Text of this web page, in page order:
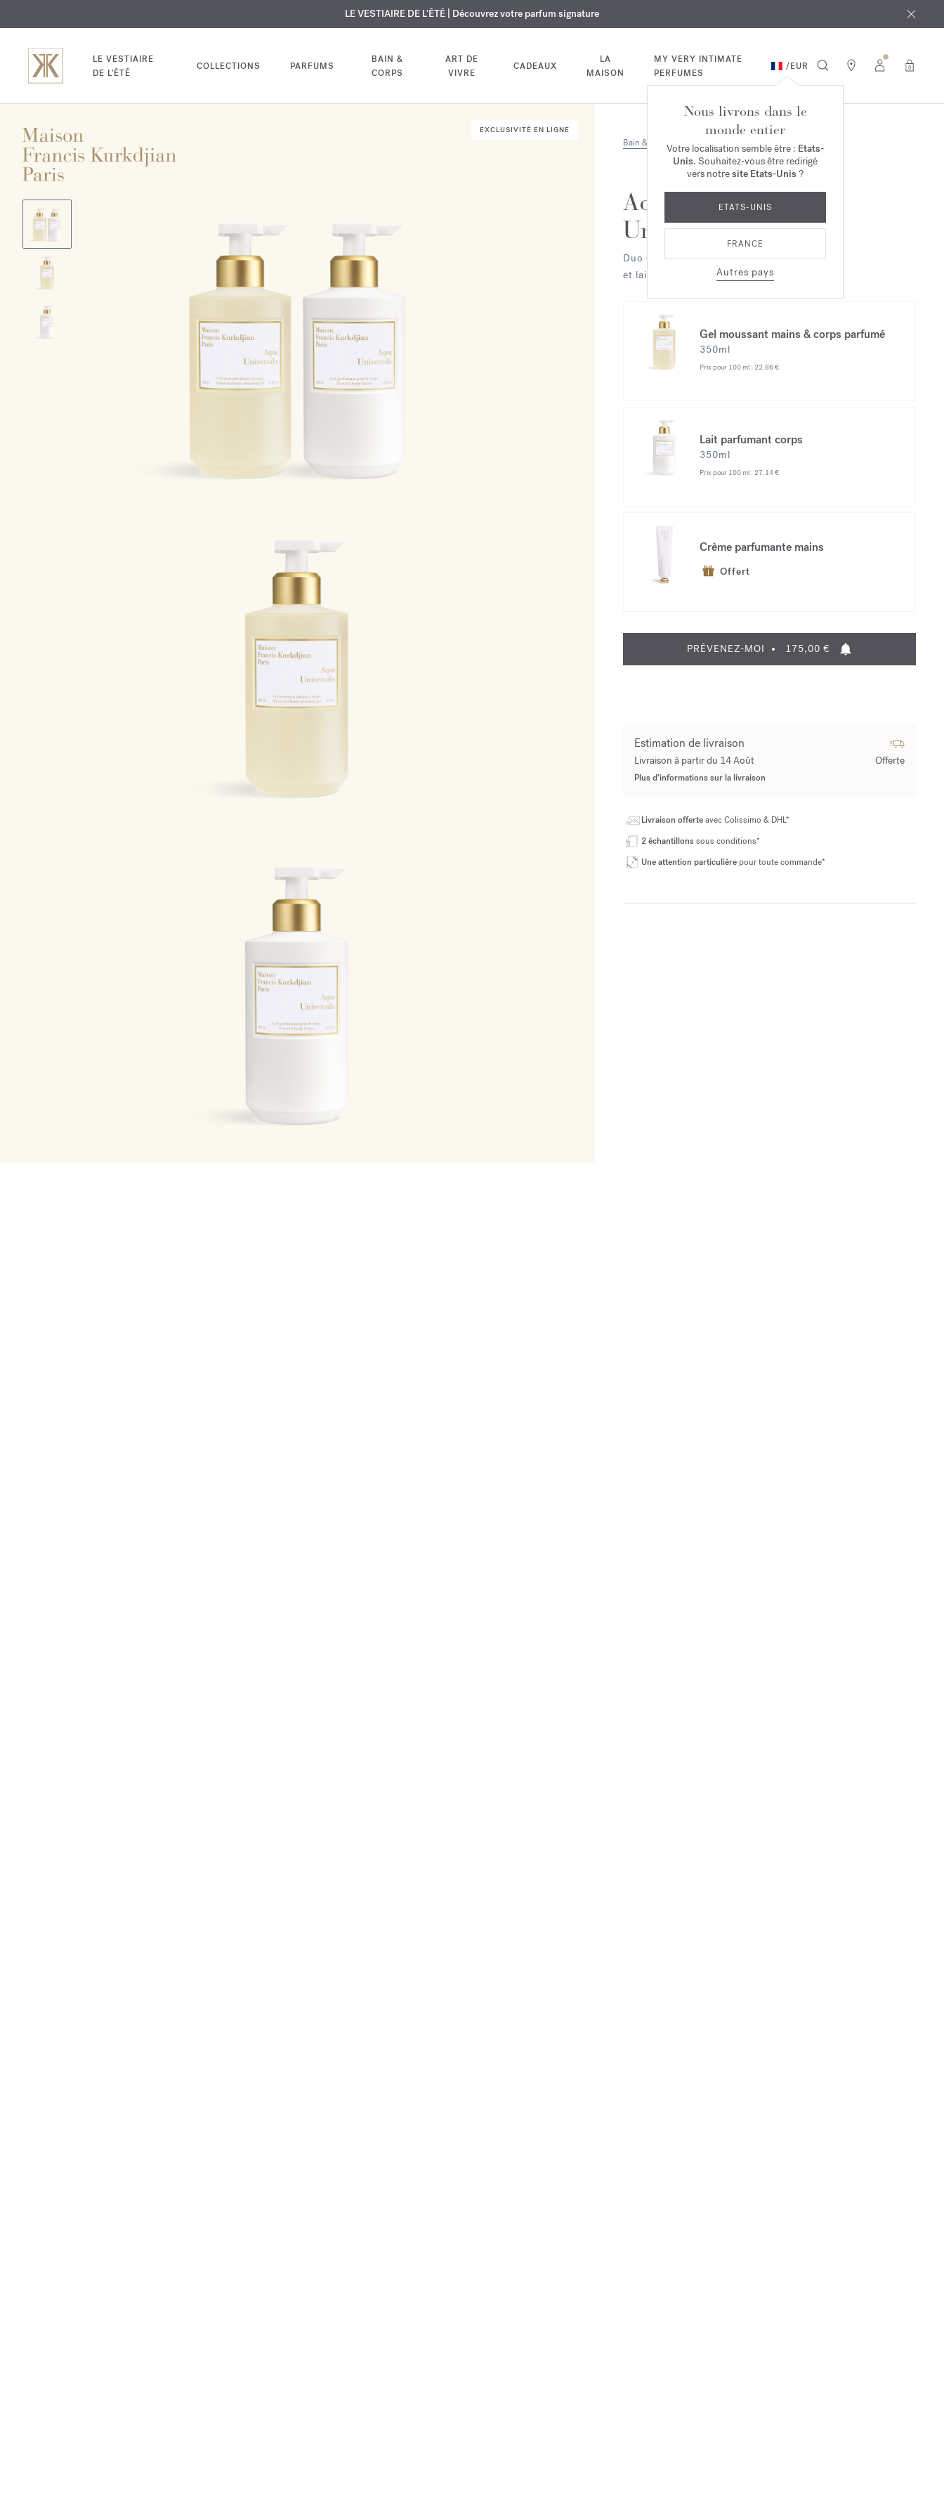
EXCLUSIF | Découvrez le nouveau parfum OUDvelvet mooddans votre commande*
GRAVURE OFFERTE | Sur tous les parfums et huiles pour le corps jusqu'au 9 août
LE VESTIAIRE DE L'ÉTÉ | Découvrez votre parfum signature
LE VESTIAIRE
DE L'ÉTÉ
COLLECTIONS PARFUMS
BAIN &
CORPS
ART DE
VIVRE
CADEAUX
LA
MAISON
MY VERY INTIMATE
PERFUMES
/EUR 0
Nous livrons dans le
monde entier
Votre localisation semble être : Etats-
Unis. Souhaitez-vous être redirigé
vers notresite Etats-Unis ?
ETATS-UNIS
FRANCE
Autres pays
EXCLUSIVITÉ EN LIGNE
Bain & Corps Duo & Trio
Aqua
Universalis
Duo Gel moussant mains & corps
et lait parfumant
Gel moussant mains & corps parfumé
350ml
Prix pour 100 ml : 22,86 €
Lait parfumant corps
350ml
Prix pour 100 ml : 27,14 €
Crème parfumante mains
Offert
PRÉVENEZ-MOI 175,00 €
Estimation de livraison
Livraison à partir du 14 Août Offerte
Plus d’informations sur la livraison
Livraison offerteavec Colissimo & DHL*
2 échantillonssous conditions*
Une attention particulière pour toute commande*